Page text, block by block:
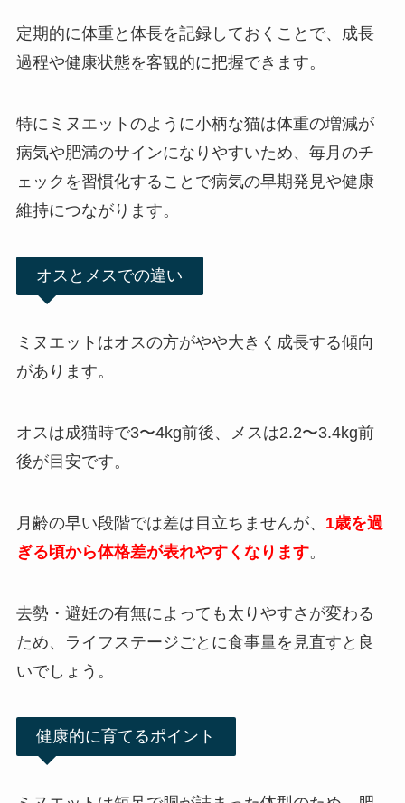
定期的に体重と体長を記録しておくことで、成長
過程や健康状態を客観的に把握できます。
特にミヌエットのように小柄な猫は体重の増減が
病気や肥満のサインになりやすいため、毎月のチ
ェックを習慣化することで病気の早期発見や健康
維持につながります。
オスとメスでの違い
ミヌエットはオスの方がやや大きく成長する傾向
があります。
オスは成猫時で3〜4kg前後、メスは2.2〜3.4kg前
後が目安です。
月齢の早い段階では差は目立ちませんが、 1歳を過
ぎる頃から体格差が表れやすくなります。
去勢・避妊の有無によっても太りやすさが変わる
ため、ライフステージごとに食事量を見直すと良
いでしょう。
健康的に育てるポイント